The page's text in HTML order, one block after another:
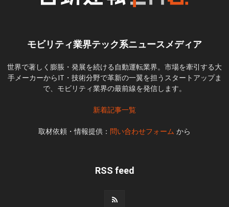
モビリティ業界テック系ニュースメディア
世界で著しく膨脹・発展を続ける自動運転業界。市場を牽引する大
手メーカーからIT・技術分野で革新の一翼を担うスタートアップま
で、モビリティ業界の最前線を発信します。
新着記事一覧
取材依頼・情報提供： 問い合わせフォーム から
RSS feed